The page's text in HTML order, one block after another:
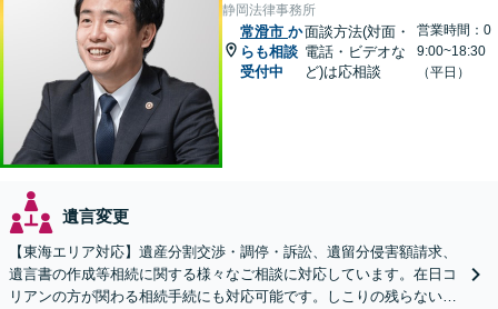
静岡法律事務所
常滑市 か
らも相談
受付中
面談方法(対面・
電話・ビデオな
ど)は応相談
営業時間：0
9:00~18:30
（平日）
遺言変更
【東海エリア対応】遺産分割交渉・調停・訴訟、遺留分侵害額請求、
遺言書の作成等相続に関する様々なご相談に対応しています。在日コ
リアンの方が関わる相続手続にも対応可能です。しこりの残らない解